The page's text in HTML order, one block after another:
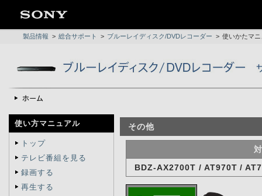
製品情報 > 総合サポート > ブルーレイディスク/DVDレコーダー > 使いかたマ
使い方マニュアル
トップ
テレビ番組を見る
録画する
再生する
その他
BDZ-AX2700T / AT970T /